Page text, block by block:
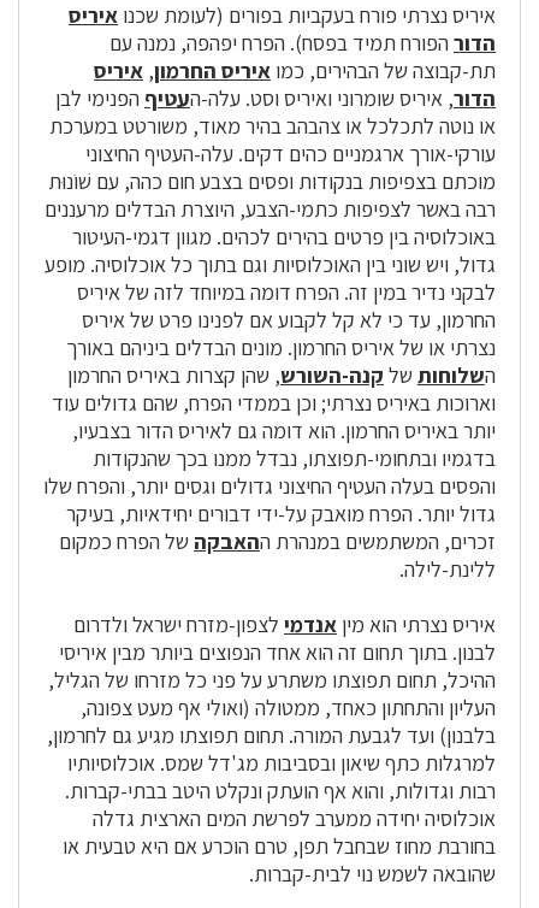
איריס נצרתי פורח בעקביות בפורים (לעומת שכנו איריס
הדור הפורח תמיד בפסח). הפרח יפהפה, נמנה עם
תת-קבוצה של הבהירים, כמו איריס החרמון, איריס
הדור, איריס שומרוני ואיריס וסט. עלה-העטיף הפנימי לבן
או נוטה לתכלכל או צהבהב בהיר מאוד, משורטט במערכת
עורקי-אורך ארגמניים כהים דקים. עלה-העטיף החיצוני
מוכתם בצפיפות בנקודות ופסים בצבע חום כהה, עם שׁוֹנוּת
רבה באשר לצפיפות כתמי-הצבע, היוצרת הבדלים מרעננים
באוכלוסיה בין פרטים בהירים לכהים. מגוון דגמי-העיטור
גדול, ויש שוני בין האוכלוסיות וגם בתוך כל אוכלוסיה. מופע
לבקני נדיר במין זה. הפרח דומה במיוחד לזה של איריס
החרמון, עד כי לא קל לקבוע אם לפנינו פרט של איריס
נצרתי או של איריס החרמון. מונים הבדלים ביניהם באורך
השלוחות של קנה-השורש, שהן קצרות באיריס החרמון
וארוכות באיריס נצרתי; וכן בממדי הפרח, שהם גדולים עוד
יותר באיריס החרמון. הוא דומה גם לאיריס הדור בצבעיו,
בדגמיו ובתחומי-תפוצתו, נבדל ממנו בכך שהנקודות
והפסים בעלה העטיף החיצוני גדולים וגסים יותר, והפרח שלו
גדול יותר. הפרח מואבק על-ידי דבורים יחידאיות, בעיקר
זכרים, המשתמשים במנהרת ההאבקה של הפרח כמקום
ללינת-לילה.
איריס נצרתי הוא מין אנדמי לצפון-מזרח ישראל ולדרום
לבנון. בתוך תחום זה הוא אחד הנפוצים ביותר מבין איריסי
ההיכל, תחום תפוצתו משתרע על פני כל מזרחו של הגליל,
העליון והתחתון כאחד, ממטולה (ואולי אף מעט צפונה,
בלבנון) ועד לגבעת המורה. תחום תפוצתו מגיע גם לחרמון,
למרגלות כתף שיאון ובסביבות מג'דל שמס. אוכלוסיותיו
רבות וגדולות, והוא אף הועתק ונקלט היטב בבתי-קברות.
אוכלוסיה יחידה ממערב לפרשת המים הארצית גדלה
בחורבת מחוז שבחבל תפן, טרם הוכרע אם היא טבעית או
שהובאה לשמש נוי לבית-קברות.